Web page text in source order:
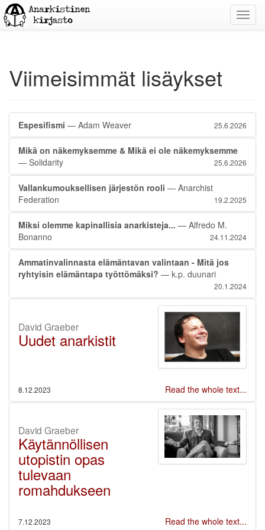
Viimeisimmät lisäykset
Espesifismi — Adam Weaver 25.6.2026
Mikä on näkemyksemme & Mikä ei ole näkemyksemme
— Solidarity
25.6.2026
Vallankumouksellisen järjestön rooli — Anarchist
Federation
19.2.2025
Miksi olemme kapinallisia anarkisteja... — Alfredo M.
Bonanno
24.11.2024
Ammatinvalinnasta elämäntavan valintaan - Mitä jos
ryhtyisin elämäntapa työttömäksi? — k.p. duunari
20.1.2024
David Graeber
Uudet anarkistit
8.12.2023 Read the whole text...
David Graeber
Käytännöllisen
utopistin opas
tulevaan
romahdukseen
7.12.2023 Read the whole text...